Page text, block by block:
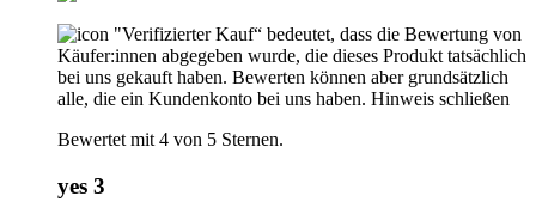
"Verifizierter Kauf“ bedeutet, dass die Bewertung von
Käufer:innen abgegeben wurde, die dieses Produkt tatsächlich
bei uns gekauft haben. Bewerten können aber grundsätzlich
alle, die ein Kundenkonto bei uns haben. Hinweis schließen
Bewertet mit 4 von 5 Sternen.
yes 3